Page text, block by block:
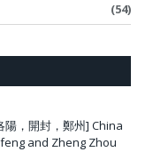
(54)
陽，開封，鄭州] China
and Zheng Zhou